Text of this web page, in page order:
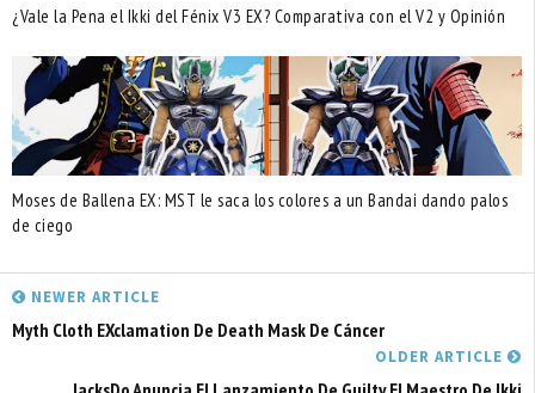
¿Vale la Pena el Ikki del Fénix V3 EX? Comparativa con el V2 y Opinión
Moses de Ballena EX: MST le saca los colores a un Bandai dando palos
de ciego
NEWER ARTICLE
Myth Cloth EXclamation De Death Mask De Cáncer
OLDER ARTICLE